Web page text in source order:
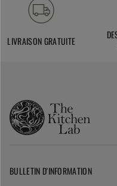
LIVRAISON GRATUITE
BULLETIN D'INFORMATION